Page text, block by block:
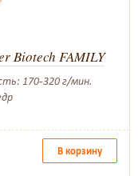
Biotech FAMILY
170-320 г/мин.
В корзину